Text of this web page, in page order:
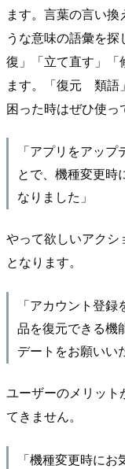
ます。言葉の言い
うな意味の語彙を
復」「立て直す」「
ます。「復元 類語
困った時はぜひ使っ
「アプリをアッ
とで、機種変更時
なりました」
やって欲しいアクシ
となります。
「アカウント登
品を復元できる機
デートをお願いい
ユーザーのメリット
てきません。
「機種変更時に